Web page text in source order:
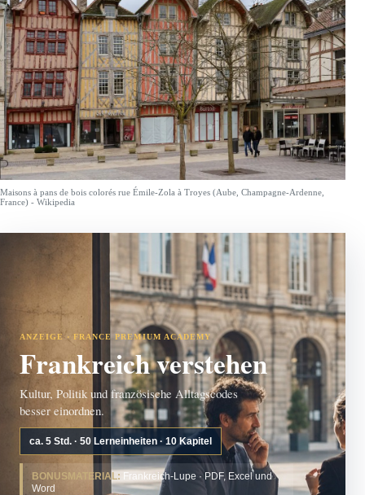
Maisons à pans de bois colorés rue Émile-Zola à Troyes (Aube, Champagne-Ardenne,
France) - Wikipedia
ANZEIGE · FRANCE PREMIUM ACADEMY
Frankreich verstehen
Kultur, Politik und französische Alltagscodes
besser einordnen.
ca. 5 Std. · 50 Lerneinheiten · 10 Kapitel
BONUSMATERIAL: Frankreich-Lupe · PDF, Excel und
Word